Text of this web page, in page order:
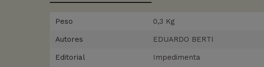
Peso 0,3 Kg
Autores EDUARDO BERTI
Editorial Impedimenta